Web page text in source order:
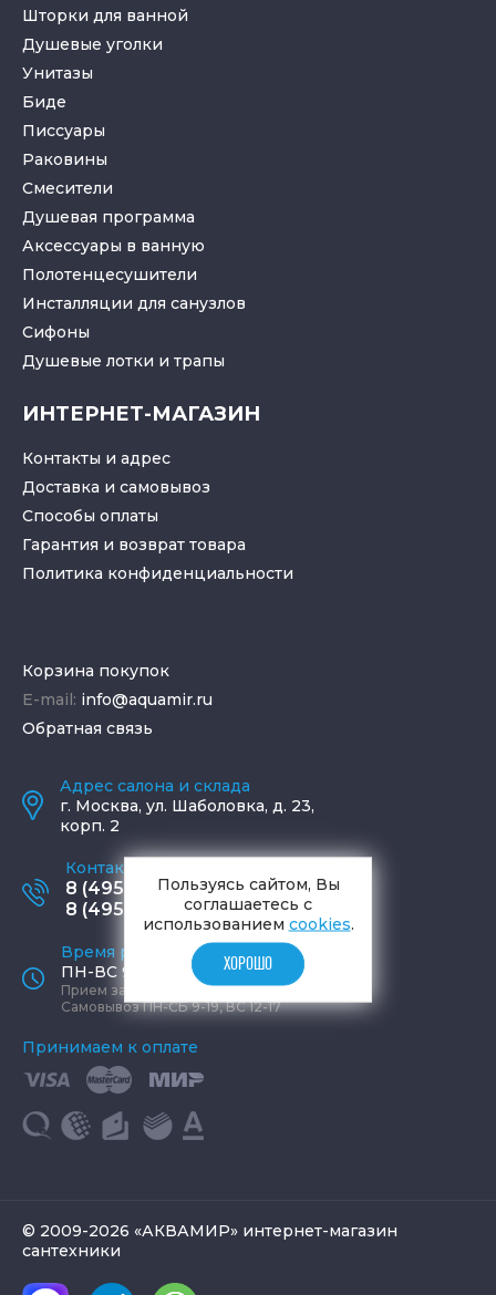
Шторки для ванной
Душевые уголки
Унитазы
Биде
Писсуары
Раковины
Смесители
Душевая программа
Аксессуары в ванную
Полотенцесушители
Инсталляции для санузлов
Cифоны
Душевые лотки и трапы
ИНТЕРНЕТ-МАГАЗИН
Контакты и адрес
Доставка и самовывоз
Способы оплаты
Гарантия и возврат товара
Политика конфиденциальности
Корзина покупок
E-mail: info@aquamir.ru
Обратная связь
Адрес салона и склада
г. Москва, ул. Шаболовка, д. 23,
корп. 2
Контактные телефоны
8 (495) 795-77-65
8 (495) 797-11-67
Время работы офиса
ПН-ВС 9:00 - 19:00
Прием заказов круглосуточно
Самовывоз ПН-СБ 9-19, ВС 12-17
Принимаем к оплате
© 2009-2026 «АКВАМИР» интернет-магазин
сантехники
Пользуясь сайтом, Вы
соглашаетесь с
использованием cookies.
ХОРОШО